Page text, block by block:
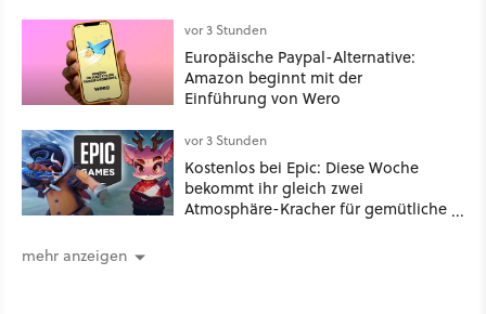
vor 3 Stunden
Europäische Paypal-Alternative:
Amazon beginnt mit der
Einführung von Wero
vor 3 Stunden
Kostenlos bei Epic: Diese Woche
bekommt ihr gleich zwei
Atmosphäre-Kracher für gemütliche
mehr anzeigen